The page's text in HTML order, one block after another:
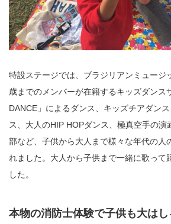
特設ステージでは、ブラジリアンミュージ
歳までのメンバーが在籍するキッズダンス
DANCE」によるダンス、キッズチアダン
ス、大人のHIP HOPダンス、極真空手の演
部など、子供から大人まで様々な年代の人
れました。大人から子供まで一緒に歌って
した。
本物の消防士体験で子供も大はし